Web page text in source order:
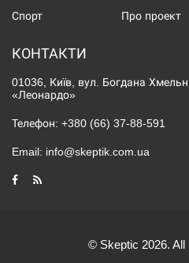
Спорт Про проект
КОНТАКТИ
01036, Київ, вул. Богдана
«Леонардо»
Телефон: +380 (66) 37-88-591
Email: info@skeptik.com.ua
© Skeptic 2026. All